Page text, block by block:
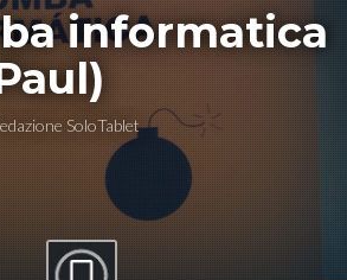
informatica
SoloTablet